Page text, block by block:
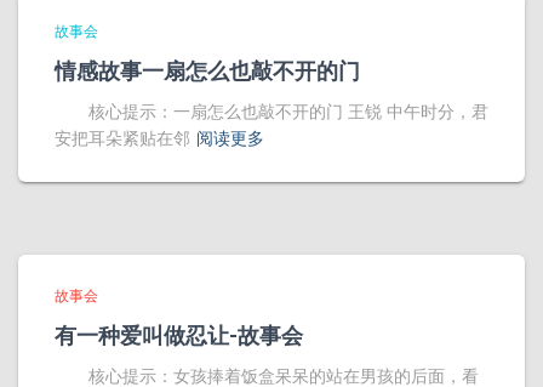
故事会
情感故事一扇怎么也敲不开的门
核心提示：一扇怎么也敲不开的门 王锐 中午时分，君
安把耳朵紧贴在邻 阅读更多
故事会
有一种爱叫做忍让-故事会
核心提示：女孩捧着饭盒呆呆的站在男孩的后面，看